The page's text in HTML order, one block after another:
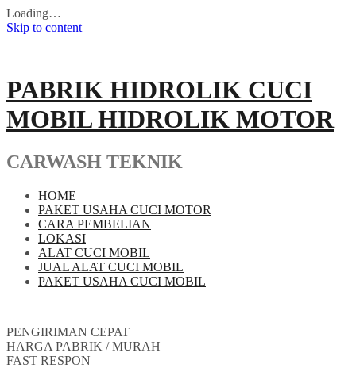
Loading…
Skip to content
PABRIK HIDROLIK CUCI
MOBIL HIDROLIK MOTOR
CARWASH TEKNIK
HOME
PAKET USAHA CUCI MOTOR
CARA PEMBELIAN
LOKASI
ALAT CUCI MOBIL
JUAL ALAT CUCI MOBIL
PAKET USAHA CUCI MOBIL
PENGIRIMAN CEPAT
HARGA PABRIK / MURAH
FAST RESPON